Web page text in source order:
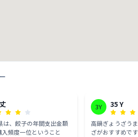
は、餃子の年間支出金額
頻度一位ということ
3Y 35 Y
高鍋ぎょうざう
ざがおすすめで